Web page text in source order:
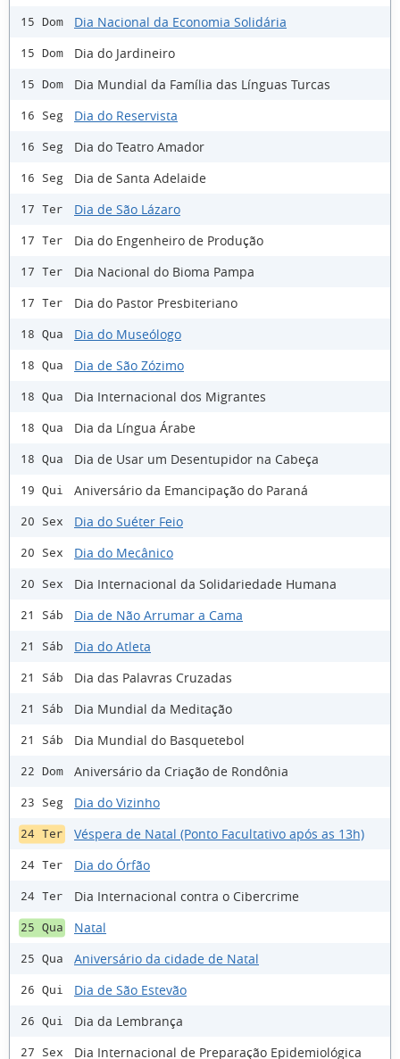
15 Dom Dia Nacional da Economia Solidária
15 Dom Dia do Jardineiro
15 Dom Dia Mundial da Família das Línguas Turcas
16 Seg Dia do Reservista
16 Seg Dia do Teatro Amador
16 Seg Dia de Santa Adelaide
17 Ter Dia de São Lázaro
17 Ter Dia do Engenheiro de Produção
17 Ter Dia Nacional do Bioma Pampa
17 Ter Dia do Pastor Presbiteriano
18 Qua Dia do Museólogo
18 Qua Dia de São Zózimo
18 Qua Dia Internacional dos Migrantes
18 Qua Dia da Língua Árabe
18 Qua Dia de Usar um Desentupidor na Cabeça
19 Qui Aniversário da Emancipação do Paraná
20 Sex Dia do Suéter Feio
20 Sex Dia do Mecânico
20 Sex Dia Internacional da Solidariedade Humana
21 Sáb Dia de Não Arrumar a Cama
21 Sáb Dia do Atleta
21 Sáb Dia das Palavras Cruzadas
21 Sáb Dia Mundial da Meditação
21 Sáb Dia Mundial do Basquetebol
22 Dom Aniversário da Criação de Rondônia
23 Seg Dia do Vizinho
24 Ter Véspera de Natal (Ponto Facultativo após as 13h)
24 Ter Dia do Órfão
24 Ter Dia Internacional contra o Cibercrime
25 Qua Natal
25 Qua Aniversário da cidade de Natal
26 Qui Dia de São Estevão
26 Qui Dia da Lembrança
27 Sex Dia Internacional de Preparação Epidemiológica